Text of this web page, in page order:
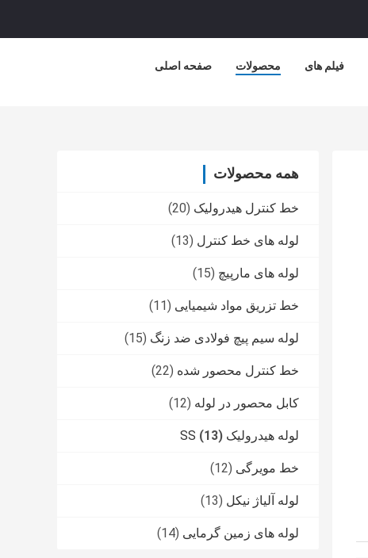
صفحه اصلی محصولات فیلم های
همه محصولات
خط کنترل هیدرولیک (20)
لوله های خط کنترل (13)
لوله های مارپیچ (15)
خط تزریق مواد شیمیایی (11)
لوله سیم پیچ فولادی ضد زنگ (15)
خط کنترل محصور شده (22)
کابل محصور در لوله (12)
لوله هیدرولیک SS (13)
خط مویرگی (12)
لوله آلیاژ نیکل (13)
لوله های زمین گرمایی (14)